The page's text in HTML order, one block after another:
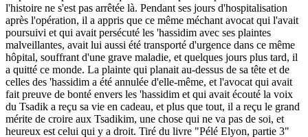
l'histoire ne s'est pas arrêtée là. Pendant ses jours d'hospitalisation
après l'opération, il a appris que ce même méchant avocat qui l'avait
poursuivi et qui avait persécuté les 'hassidim avec ses plaintes
malveillantes, avait lui aussi été transporté d'urgence dans ce même
hôpital, souffrant d'une grave maladie, et quelques jours plus tard, il
a quitté ce monde. La plainte qui planait au-dessus de sa tête et de
celles des 'hassidim a été annulée d'elle-même, et l'avocat qui avait
fait preuve de bonté envers les 'hassidim et qui avait écouté la voix
du Tsadik a reçu sa vie en cadeau, et plus que tout, il a reçu le grand
mérite de croire aux Tsadikim, une chose qui ne va pas de soi, et
heureux est celui qui y a droit. Tiré du livre "Pélé Elyon, partie 3"